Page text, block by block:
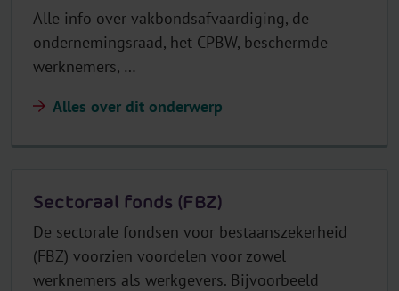
Alle info over vakbondsafvaardiging, de
ondernemingsraad, het CPBW, beschermde
werknemers, …
Alles over dit onderwerp
Sectoraal fonds (FBZ)
De sectorale fondsen voor bestaanszekerheid
(FBZ) voorzien voordelen voor zowel
werknemers als werkgevers. Bijvoorbeeld